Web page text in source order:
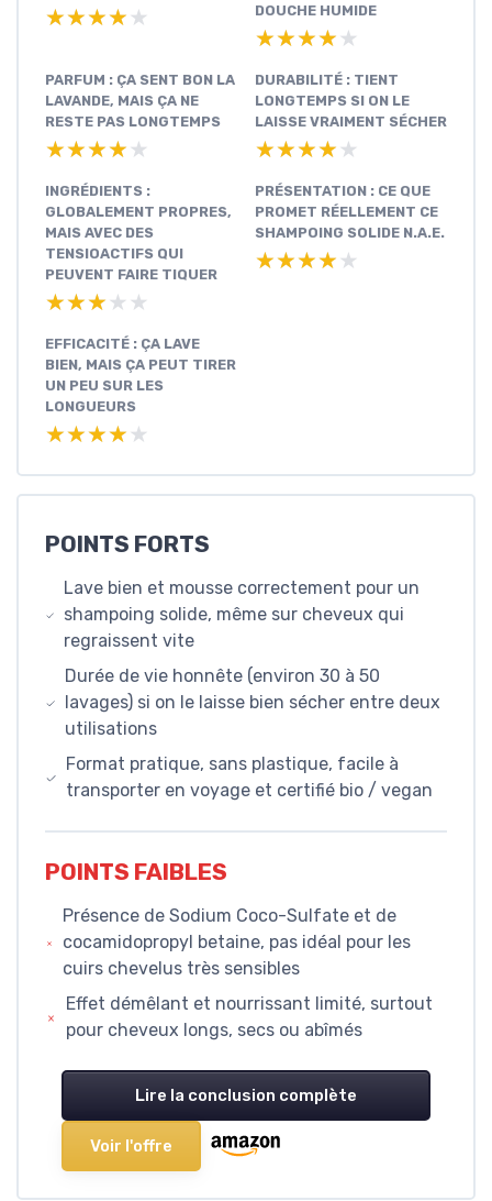
★★★★★
★★★★★
DOUCHE HUMIDE
★★★★★
★★★★★
PARFUM : ÇA SENT BON LA
LAVANDE, MAIS ÇA NE
RESTE PAS LONGTEMPS
★★★★★
★★★★★
DURABILITÉ : TIENT
LONGTEMPS SI ON LE
LAISSE VRAIMENT SÉCHER
★★★★★
★★★★★
INGRÉDIENTS :
GLOBALEMENT PROPRES,
MAIS AVEC DES
TENSIOACTIFS QUI
PEUVENT FAIRE TIQUER
★★★★★
★★★★★
PRÉSENTATION : CE QUE
PROMET RÉELLEMENT CE
SHAMPOING SOLIDE N.A.E.
★★★★★
★★★★★
EFFICACITÉ : ÇA LAVE
BIEN, MAIS ÇA PEUT TIRER
UN PEU SUR LES
LONGUEURS
★★★★★
★★★★★
POINTS FORTS
Lave bien et mousse correctement pour un
shampoing solide, même sur cheveux qui
regraissent vite
Durée de vie honnête (environ 30 à 50
lavages) si on le laisse bien sécher entre deux
utilisations
Format pratique, sans plastique, facile à
transporter en voyage et certifié bio / vegan
POINTS FAIBLES
Présence de Sodium Coco-Sulfate et de
cocamidopropyl betaine, pas idéal pour les
cuirs chevelus très sensibles
Effet démêlant et nourrissant limité, surtout
pour cheveux longs, secs ou abîmés
Lire la conclusion complète
Voir l'offre